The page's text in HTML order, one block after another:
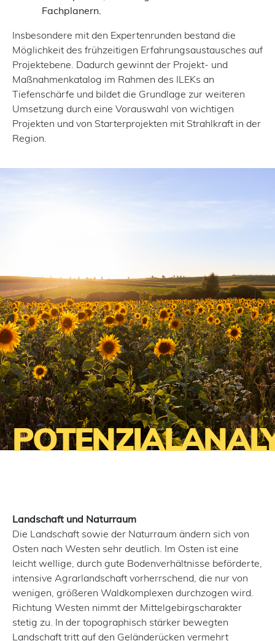
Fachplanern.
Insbesondere mit den Expertenrunden bestand die
Möglichkeit des frühzeitigen Erfahrungsaustausches auf
Projektebene. Dadurch gewinnt der Projekt- und
Maßnahmenkatalog im Rahmen des ILEKs an
Tiefenschärfe und bildet die Grundlage zur weiteren
Umsetzung durch eine Vorauswahl von wichtigen
Projekten und von Starterprojekten mit Strahlkraft in der
Region.
Landschaft und Naturraum
Die Landschaft sowie der Naturraum ändern sich von
Osten nach Westen sehr deutlich. Im Osten ist eine
leicht wellige, durch gute Bodenverhältnisse beförderte,
intensive Agrarlandschaft vorherrschend, die nur von
wenigen, größeren Waldkomplexen durchzogen wird.
Richtung Westen nimmt der Mittelgebirgscharakter
stetig zu. In der topographisch stärker bewegten
Landschaft tritt auf den Geländerücken vermehrt